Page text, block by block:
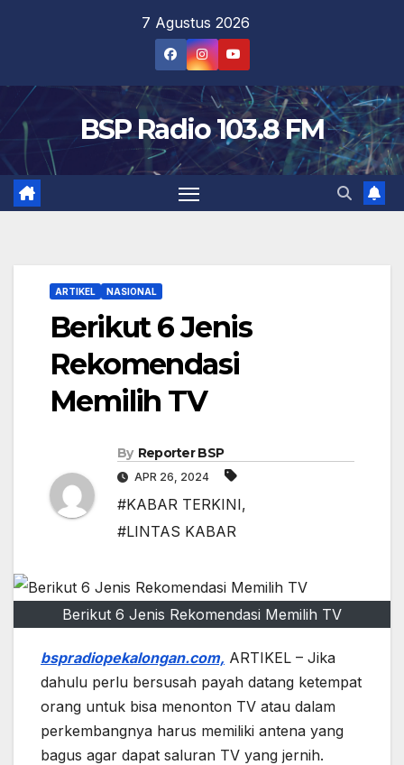
7 Agustus 2026
BSP Radio 103.8 FM
ARTIKEL NASIONAL
Berikut 6 Jenis
Rekomendasi
Memilih TV
By Reporter BSP
APR 26, 2024
#KABAR TERKINI,
#LINTAS KABAR
Berikut 6 Jenis Rekomendasi Memilih TV
bspradiopekalongan.com, ARTIKEL – Jika
dahulu perlu bersusah payah datang ketempat
orang untuk bisa menonton TV atau dalam
perkembangnya harus memiliki antena yang
bagus agar dapat saluran TV yang jernih.